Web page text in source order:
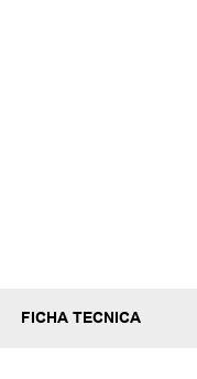
FICHA TECNICA